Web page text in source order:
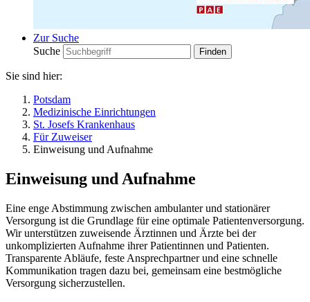
Zur Suche
Suche
Sie sind hier:
Potsdam
Medizinische Einrichtungen
St. Josefs Krankenhaus
Für Zuweiser
Einweisung und Aufnahme
Einweisung und Aufnahme
Eine enge Abstimmung zwischen ambulanter und stationärer
Versorgung ist die Grundlage für eine optimale Patientenversorgung.
Wir unterstützen zuweisende Ärztinnen und Ärzte bei der
unkomplizierten Aufnahme ihrer Patientinnen und Patienten.
Transparente Abläufe, feste Ansprechpartner und eine schnelle
Kommunikation tragen dazu bei, gemeinsam eine bestmögliche
Versorgung sicherzustellen.